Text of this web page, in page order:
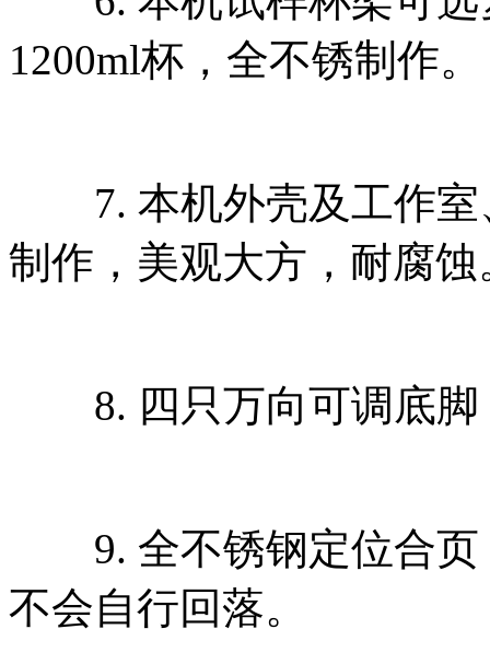
1200ml杯，全不锈制作。
7. 本机外壳及工作室
制作，美观大方，耐腐蚀
8. 四只万向可调底脚
9. 全不锈钢定位合页
不会自行回落。